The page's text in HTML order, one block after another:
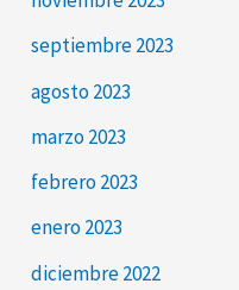
septiembre 2023
agosto 2023
marzo 2023
febrero 2023
enero 2023
diciembre 2022